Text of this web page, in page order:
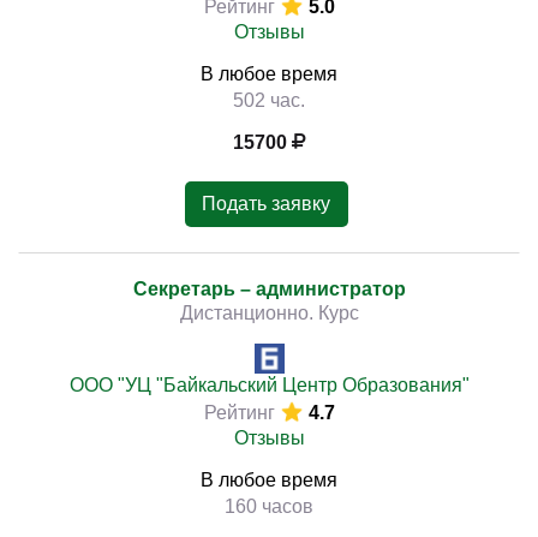
Рейтинг
5.0
Отзывы
В любое время
502 час.
15700
Подать заявку
Секретарь – администратор
Дистанционно. Курс
ООО "УЦ "Байкальский Центр Образования"
Рейтинг
4.7
Отзывы
В любое время
160 часов